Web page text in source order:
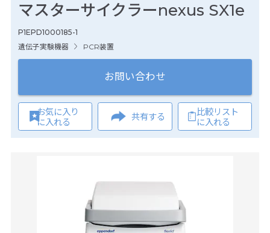
マスターサイクラーnexus SX1e
P1EPD1000185-1
遺伝子実験機器
PCR装置
お問い合わせ
お気に入り
に入れる
共有する
比較リスト
に入れる